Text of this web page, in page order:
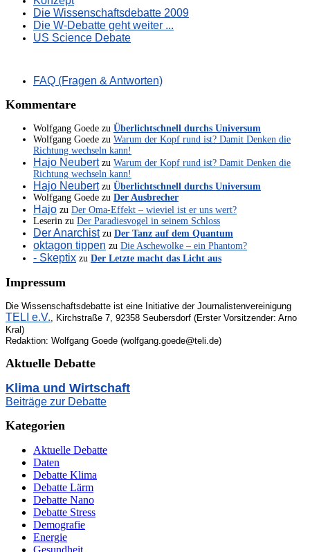
Die Wissenschaftsdebatte 2009
Die W-Debatte geht weiter ...
US Science Debate
FAQ (Fragen & Antworten)
Kommentare
Wolfgang Goede zu Überlichtschnell durchs Universum
Wolfgang Goede zu Warum der Kopf rund ist? Damit Denken die
Richtung wechseln kann!
Hajo Neubertzu Warum der Kopf rund ist? Damit Denken die
Richtung wechseln kann!
Hajo Neubertzu Überlichtschnell durchs Universum
Wolfgang Goede zu Der Ausbrecher
Hajo zu Der Oma-Effekt – wieviel ist er uns wert?
Leserin zu Der Paradiesvogel in seinem Schloss
Der Anarchistzu Der Tanz auf dem Quantum
oktagon tippen zu Die Aschewolke – ein Phantom?
- Skeptix zu Der Letzte macht das Licht aus
Impressum
Die Wissenschaftsdebatte ist eine Initiative der Journalistenvereinigung
TELI e.V. , Kirchstraße 7, 92358 Seubersdorf (Erster Vorsitzender: Arno
Kral)
Redaktion: Wolfgang Goede (wolfgang.goede@teli.de)
Aktuelle Debatte
Klima und Wirtschaft
Beiträge zur Debatte
Kategorien
Aktuelle Debatte
Daten
Debatte Klima
Debatte Lärm
Debatte Nano
Debatte Stress
Demografie
Energie
Gesundheit